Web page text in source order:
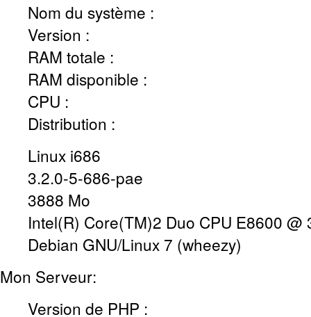
Nom du système :
Version :
RAM totale :
RAM disponible :
CPU :
Distribution :
Linux i686
3.2.0-5-686-pae
3888 Mo
Intel(R) Core(TM)2 Duo CPU E8600 @
Debian GNU/Linux 7 (wheezy)
Mon Serveur:
Version de PHP :